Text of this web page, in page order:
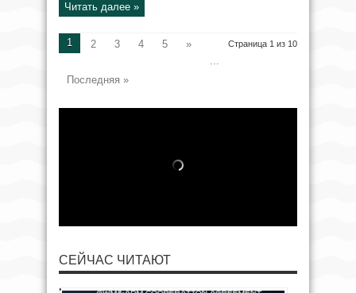
Читать далее »
Страница 1 из 10
1 2 3 4 5
»
...
Последняя »
СЕЙЧАС ЧИТАЮТ